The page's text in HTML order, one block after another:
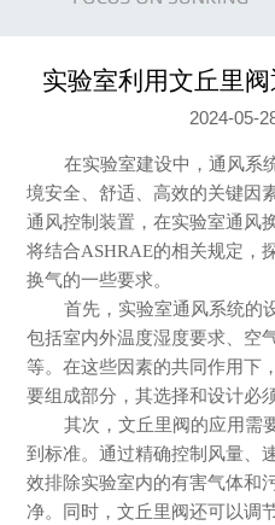
实验室利用文丘里
2024-05-
在实验室建设中，通风系
境安全、舒适、高效的关键因素
通风控制装置，在实验室通风
将结合ASHRAE的相关规定，
换气的一些要求。
首先，实验室通风系统的
包括室内外温度湿度要求、空
等。在这些因素的共同作用下
要组成部分，其选择和设计必
其次，文丘里阀的应用需
到标准。通过精确控制风量、
效排除实验室内的有害气体和
净。同时，文丘里阀还可以调